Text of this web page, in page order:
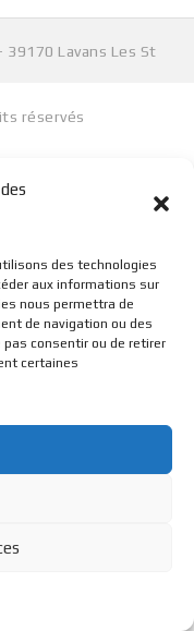
des technologies
aux informations sur
nous permettra de
de navigation ou des
consentir ou de retirer
certaines
39170 Lavans Les St
réservés